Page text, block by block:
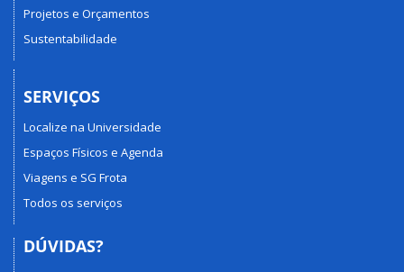
Projetos e Orçamentos
Sustentabilidade
SERVIÇOS
Localize na Universidade
Espaços Físicos e Agenda
Viagens e SG Frota
Todos os serviços
DÚVIDAS?